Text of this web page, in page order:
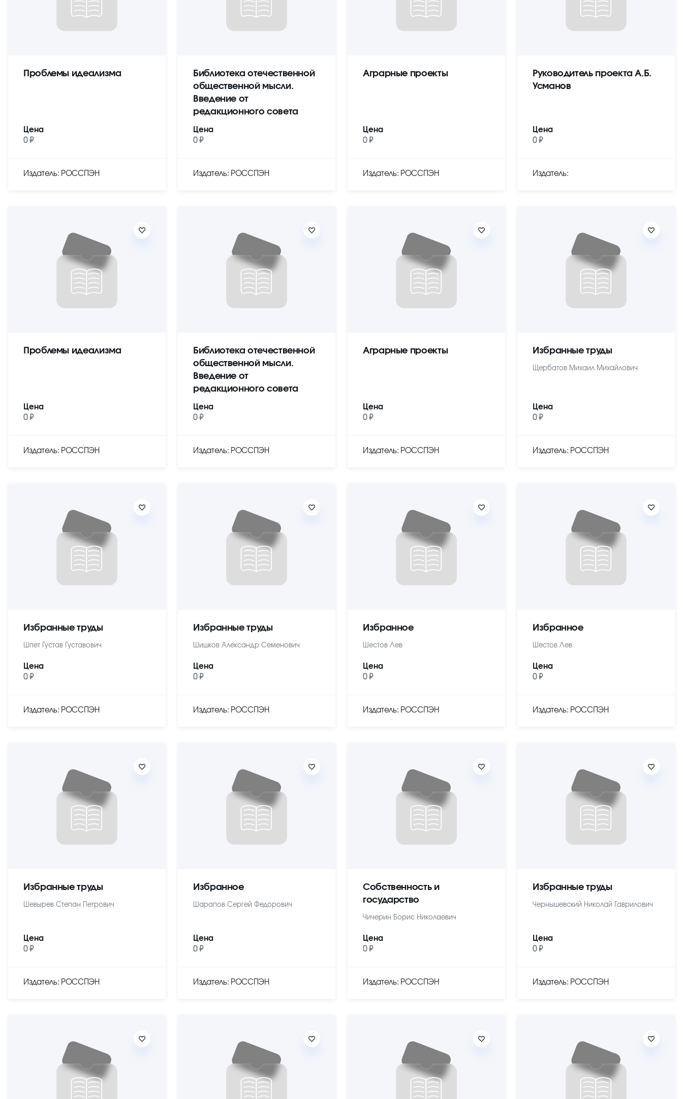
Проблемы идеализма
Цена
0 ₽
Издатель: РОССПЭН
Библиотека отечественной
общественной мысли.
Введение от
редакционного совета
Цена
0 ₽
Издатель: РОССПЭН
Аграрные проекты
Цена
0 ₽
Издатель: РОССПЭН
Руководитель проекта А.Б.
Усманов
Цена
0 ₽
Издатель:
Проблемы идеализма
Цена
0 ₽
Издатель: РОССПЭН
Библиотека отечественной
общественной мысли.
Введение от
редакционного совета
Цена
0 ₽
Издатель: РОССПЭН
Аграрные проекты
Цена
0 ₽
Издатель: РОССПЭН
Избранные труды
Щербатов Михаил Михайлович
Цена
0 ₽
Издатель: РОССПЭН
Избранные труды
Шпет Густав Густавович
Цена
0 ₽
Издатель: РОССПЭН
Избранные труды
Шишков Александр Семенович
Цена
0 ₽
Издатель: РОССПЭН
Избранное
Шестов Лев
Цена
0 ₽
Издатель: РОССПЭН
Избранное
Шестов Лев
Цена
0 ₽
Издатель: РОССПЭН
Избранные труды
Шевырев Степан Петрович
Цена
0 ₽
Издатель: РОССПЭН
Избранное
Шарапов Сергей Федорович
Цена
0 ₽
Издатель: РОССПЭН
Собственность и
государство
Чичерин Борис Николаевич
Цена
0 ₽
Издатель: РОССПЭН
Избранные труды
Чернышевский Николай Гаврилович
Цена
0 ₽
Издатель: РОССПЭН